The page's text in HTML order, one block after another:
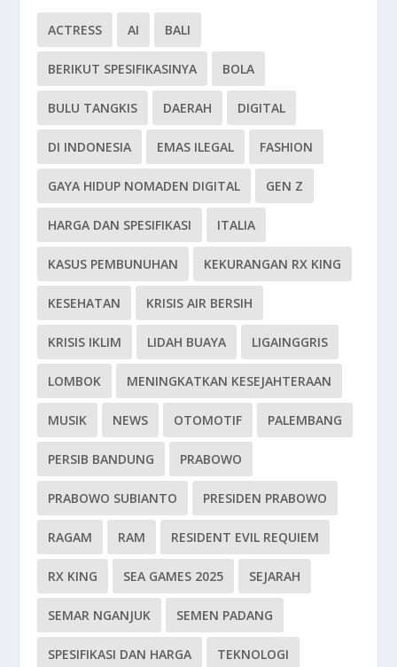
ACTRESS AI BALI
BERIKUT SPESIFIKASINYA BOLA
BULU TANGKIS DAERAH DIGITAL
DI INDONESIA EMAS ILEGAL FASHION
GAYA HIDUP NOMADEN DIGITAL GEN Z
HARGA DAN SPESIFIKASI ITALIA
KASUS PEMBUNUHAN KEKURANGAN RX KING
KESEHATAN KRISIS AIR BERSIH
KRISIS IKLIM LIDAH BUAYA LIGAINGGRIS
LOMBOK MENINGKATKAN KESEJAHTERAAN
MUSIK NEWS OTOMOTIF PALEMBANG
PERSIB BANDUNG PRABOWO
PRABOWO SUBIANTO PRESIDEN PRABOWO
RAGAM RAM RESIDENT EVIL REQUIEM
RX KING SEA GAMES 2025 SEJARAH
SEMAR NGANJUK SEMEN PADANG
SPESIFIKASI DAN HARGA TEKNOLOGI